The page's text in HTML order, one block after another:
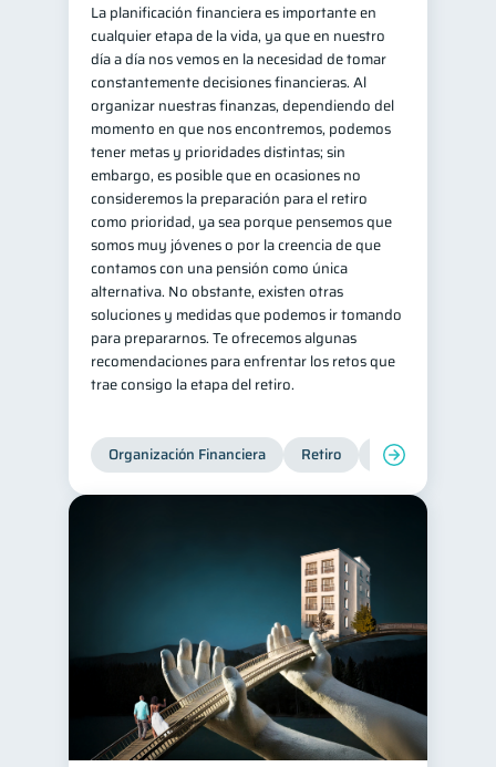
La planificación financiera es importante en
cualquier etapa de la vida, ya que en nuestro
día a día nos vemos en la necesidad de tomar
constantemente decisiones financieras. Al
organizar nuestras finanzas, dependiendo del
momento en que nos encontremos, podemos
tener metas y prioridades distintas; sin
embargo, es posible que en ocasiones no
consideremos la preparación para el retiro
como prioridad, ya sea porque pensemos que
somos muy jóvenes o por la creencia de que
contamos con una pensión como única
alternativa. No obstante, existen otras
soluciones y medidas que podemos ir tomando
para prepararnos. Te ofrecemos algunas
recomendaciones para enfrentar los retos que
trae consigo la etapa del retiro.
Organización Financiera Retiro Cuenta